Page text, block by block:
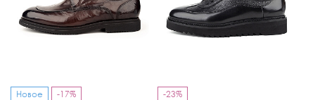
Новое -17% -23%